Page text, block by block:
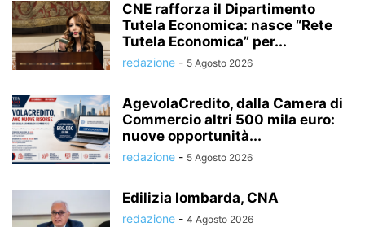
CNE rafforza il Dipartimento
Tutela Economica: nasce “Rete
Tutela Economica” per...
redazione - 5 Agosto 2026
AgevolaCredito, dalla Camera di
Commercio altri 500 mila euro:
nuove opportunità...
redazione - 5 Agosto 2026
Edilizia lombarda, CNA
redazione - 4 Agosto 2026